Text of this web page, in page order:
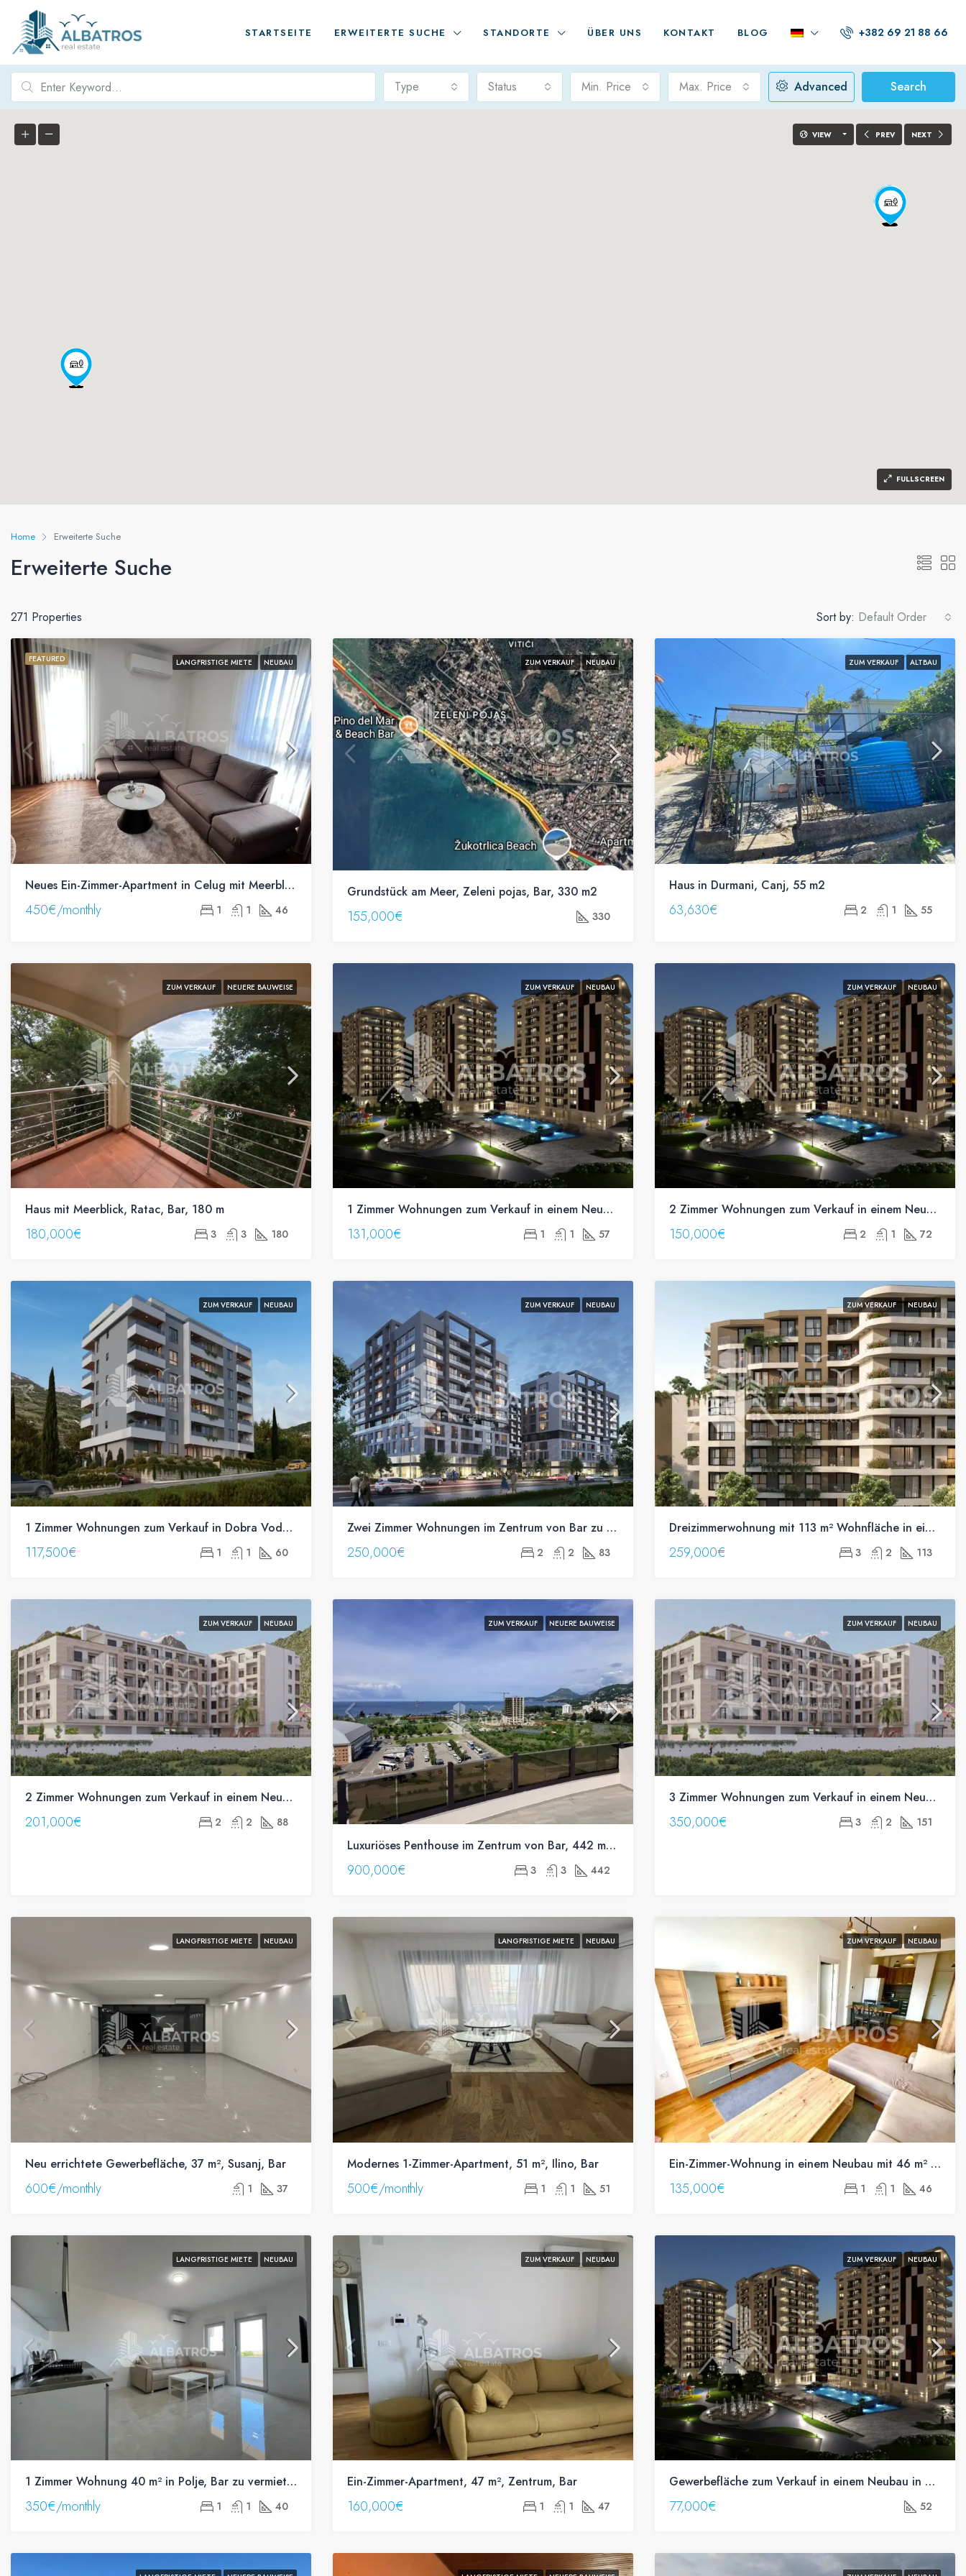
STARTSEITE ERWEITERTE SUCHE STANDORTE ÜBER UNS KONTAKT BLOG +382 69 21 88 66
Type Status Min. Price Max. Price Advanced Search
VIEW PREV NEXT
FULLSCREEN
Home Erweiterte Suche
Erweiterte Suche
271 Properties Sort by: Default Order
FEATURED LANGFRISTIGE MIETE NEUBAU
Neues Ein-Zimmer-Apartment in Celug mit Meerblick
450€/monthly 1 1 46
ZUM VERKAUF NEUBAU
Grundstück am Meer, Zeleni pojas, Bar, 330 m2
155,000€ 330
ZUM VERKAUF ALTBAU
Haus in Durmani, Canj, 55 m2
63,630€ 2 1 55
ZUM VERKAUF NEUERE BAUWEISE
Haus mit Meerblick, Ratac, Bar, 180 m
180,000€ 3 3 180
ZUM VERKAUF NEUBAU
1 Zimmer Wohnungen zum Verkauf in einem Neubau in Bjelisi, Bar
131,000€ 1 1 57
ZUM VERKAUF NEUBAU
2 Zimmer Wohnungen zum Verkauf in einem Neubau in Bjelisi, Bar
150,000€ 2 1 72
ZUM VERKAUF NEUBAU
1 Zimmer Wohnungen zum Verkauf in Dobra Voda, Bar
117,500€ 1 1 60
ZUM VERKAUF NEUBAU
Zwei Zimmer Wohnungen im Zentrum von Bar zu verkaufen
250,000€ 2 2 83
ZUM VERKAUF NEUBAU
Dreizimmerwohnung mit 113 m² Wohnfläche in einem Neubau im Zentrum von Bar zu verkaufen
259,000€ 3 2 113
ZUM VERKAUF NEUBAU
2 Zimmer Wohnungen zum Verkauf in einem Neubau in Susanj, Bar
201,000€ 2 2 88
ZUM VERKAUF NEUERE BAUWEISE
Luxuriöses Penthouse im Zentrum von Bar, 442 m², Terrasse 250 m², Swimmingpool
900,000€ 3 3 442
ZUM VERKAUF NEUBAU
3 Zimmer Wohnungen zum Verkauf in einem Neubau in Susanj, Bar
350,000€ 3 2 151
LANGFRISTIGE MIETE NEUBAU
Neu errichtete Gewerbefläche, 37 m², Susanj, Bar
600€/monthly 1 37
LANGFRISTIGE MIETE NEUBAU
Modernes 1-Zimmer-Apartment, 51 m², Ilino, Bar
500€/monthly 1 1 51
ZUM VERKAUF NEUBAU
Ein-Zimmer-Wohnung in einem Neubau mit 46 m² Wohnfläche im Zentrum von Bar zu verkaufen
135,000€ 1 1 46
LANGFRISTIGE MIETE NEUBAU
1 Zimmer Wohnung 40 m² in Polje, Bar zu vermieten
350€/monthly 1 1 40
ZUM VERKAUF NEUBAU
Ein-Zimmer-Apartment, 47 m², Zentrum, Bar
160,000€ 1 1 47
ZUM VERKAUF NEUBAU
Gewerbefläche zum Verkauf in einem Neubau in Bjeliše, Bar
77,000€ 52